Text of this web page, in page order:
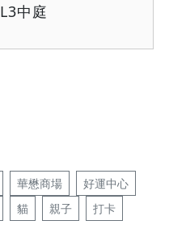
L3中庭
華懋商場
好運中心
貓 親子
打卡